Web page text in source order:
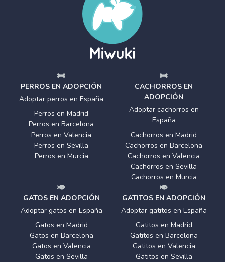
PERROS EN ADOPCIÓN
Adoptar perros en España
Perros en Madrid
Perros en Barcelona
Perros en Valencia
Perros en Sevilla
Perros en Murcia
CACHORROS EN
ADOPCIÓN
Adoptar cachorros en
España
Cachorros en Madrid
Cachorros en Barcelona
Cachorros en Valencia
Cachorros en Sevilla
Cachorros en Murcia
GATOS EN ADOPCIÓN
Adoptar gatos en España
Gatos en Madrid
Gatos en Barcelona
Gatos en Valencia
Gatos en Sevilla
GATITOS EN ADOPCIÓN
Adoptar gatitos en España
Gatitos en Madrid
Gatitos en Barcelona
Gatitos en Valencia
Gatitos en Sevilla